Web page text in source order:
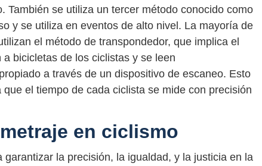
También se utiliza un tercer método conocido como
y se utiliza en eventos de alto nivel. La mayoría de
el método de transpondedor, que implica el
bicicletas de los ciclistas y se leen
a través de un dispositivo de escaneo. Esto
el tiempo de cada ciclista se mide con precisión
en ciclismo
la precisión, la igualdad, y la justicia en la